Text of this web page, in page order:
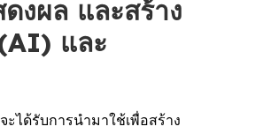
ผล และสร้าง
และ
ได้รับการนำมาใช้เพื่อสร้าง